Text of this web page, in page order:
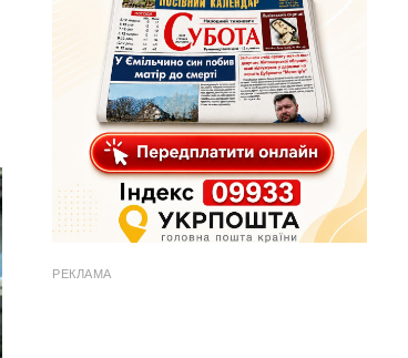
РЕКЛАМА